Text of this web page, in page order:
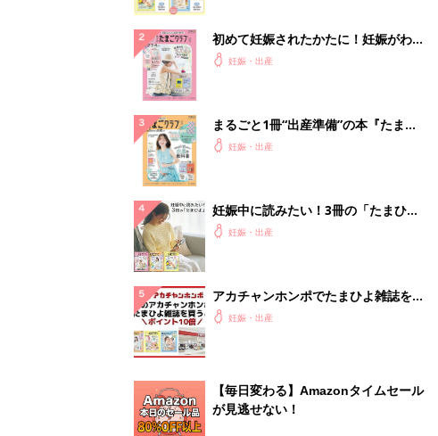
初めて妊娠されたかたに！妊娠がわか
ったら最初に読む本『初めてのたまご
妊娠・出産
まるごと1冊“出産準備”の本『たまご
クラブ 夏号』〈スペシャル大特集〉
妊娠・出産
妊娠中に読みたい！3冊の「たまひ
よ」妊娠・出産
アカチャンホンポでたまひよ雑誌を買
うとポイント10倍【期間限定】
妊娠・出産
【毎日変わる】Amazonタイムセール
が見逃せない！